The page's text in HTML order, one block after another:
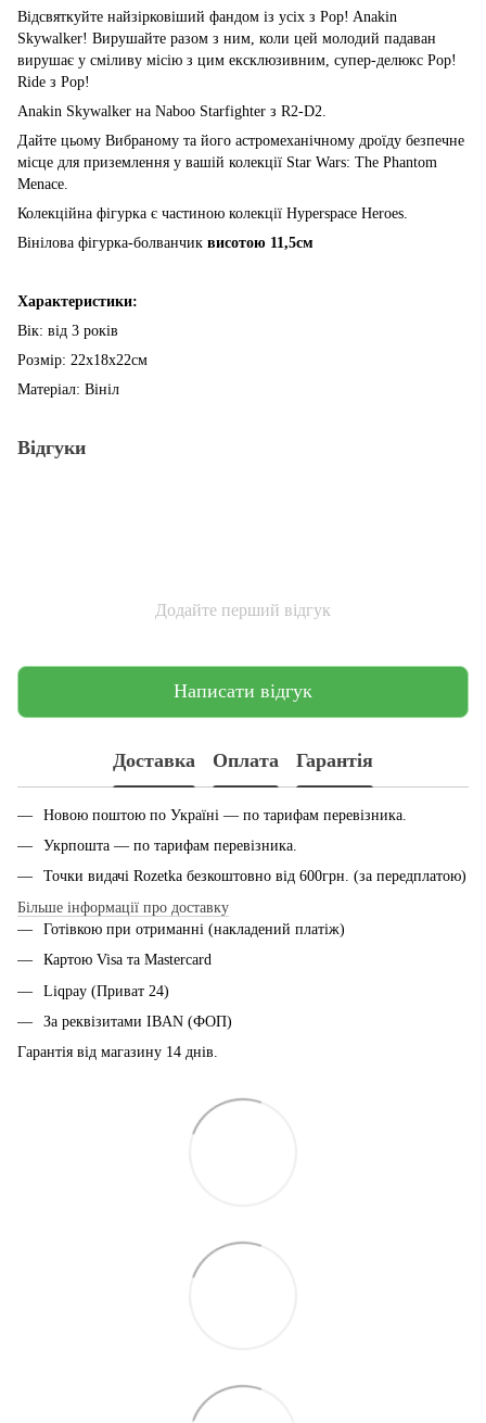
Відсвяткуйте найзірковіший фандом із усіх з Pop! Anakin
Skywalker! Вирушайте разом з ним, коли цей молодий падаван
вирушає у сміливу місію з цим ексклюзивним, супер-делюкс Pop!
Ride з Pop!
Anakin Skywalker на Naboo Starfighter з R2-D2.
Дайте цьому Вибраному та його астромеханічному дроїду безпечне
місце для приземлення у вашій колекції Star Wars: The Phantom
Menace.
Колекційна фігурка є частиною колекції Hyperspace Heroes.
Вінілова фігурка-болванчик висотою 11,5см
Характеристики:
Вік: від 3 років
Розмір: 22х18х22см
Матеріал: Вініл
Відгуки
Додайте перший відгук
Написати відгук
Доставка Оплата Гарантія
Новою поштою по Україні — по тарифам перевiзника.
Укрпошта — по тарифам перевiзника.
Точки видачі Rozetka безкоштовно від 600грн. (за передплатою)
Більше інформації про доставку
Готівкою при отриманні (накладений платіж)
Картою Visa та Mastercard
Liqpay (Приват 24)
За реквізитами IBAN (ФОП)
Гарантія від магазину 14 днiв.